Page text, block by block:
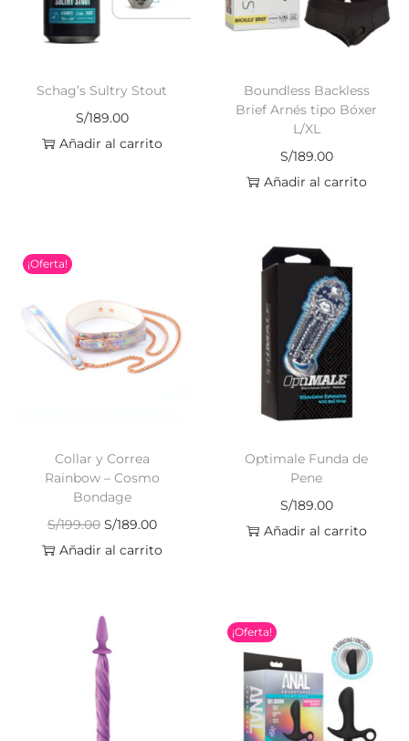
Schag’s Sultry Stout
S/189.00
Añadir al carrito
Boundless Backless
Brief Arnés tipo Bóxer
L/XL
S/189.00
Añadir al carrito
¡Oferta!
Collar y Correa
Rainbow – Cosmo
Bondage
S/199.00 S/189.00
Añadir al carrito
Optimale Funda de
Pene
S/189.00
Añadir al carrito
¡Oferta!